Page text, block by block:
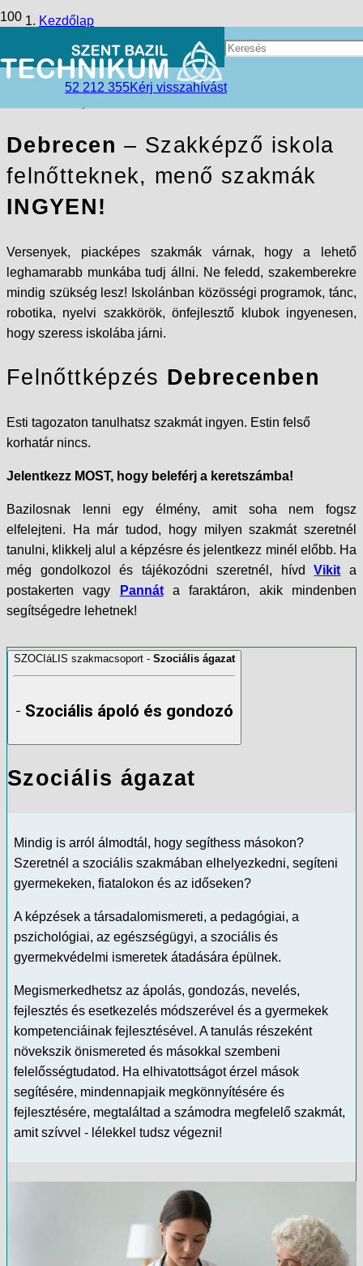
52 212 355Kérj visszahívást
Kezdőlap
Tanulj szakmát Debrecenben!
Debrecen – Szakképző iskola
felnőtteknek, menő szakmák
INGYEN!
Versenyek, piacképes szakmák várnak, hogy a lehető
leghamarabb munkába tudj állni. Ne feledd, szakemberekre
mindig szükség lesz! Iskolánban közösségi programok, tánc,
robotika, nyelvi szakkörök, önfejlesztő klubok ingyenesen,
hogy szeress iskolába járni.
Felnőttképzés Debrecenben
Esti tagozaton tanulhatsz szakmát ingyen. Estin felső
korhatár nincs.
Jelentkezz MOST, hogy beleférj a keretszámba!
Bazilosnak lenni egy élmény, amit soha nem fogsz
elfelejteni. Ha már tudod, hogy milyen szakmát szeretnél
tanulni, klikkelj alul a képzésre és jelentkezz minél előbb. Ha
még gondolkozol és tájékozódni szeretnél, hívdVikit a
postakerten vagy
Pannáta faraktáron, akik mindenben
segítségedre lehetnek!
SZOCIáLIS szakmacsoport - Szociális ágazat
- Szociális ápoló és gondozó
Szociális ágazat
Mindig is arról álmodtál, hogy segíthess másokon?
Szeretnél a szociális szakmában elhelyezkedni, segíteni
gyermekeken, fiatalokon és az időseken?
A képzések a társadalomismereti, a pedagógiai, a
pszichológiai, az egészségügyi, a szociális és
gyermekvédelmi ismeretek átadására épülnek.
Megismerkedhetsz az ápolás, gondozás, nevelés,
fejlesztés és esetkezelés módszerével és a gyermekek
kompetenciáinak fejlesztésével. A tanulás részeként
növekszik önismereted és másokkal szembeni
felelősségtudatod. Ha elhivatottságot érzel mások
segítésére, mindennapjaik megkönnyítésére és
fejlesztésére, megtaláltad a számodra megfelelő szakmát,
amit szívvel - lélekkel tudsz végezni!